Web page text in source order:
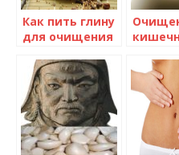
Как пить глину
для очищения